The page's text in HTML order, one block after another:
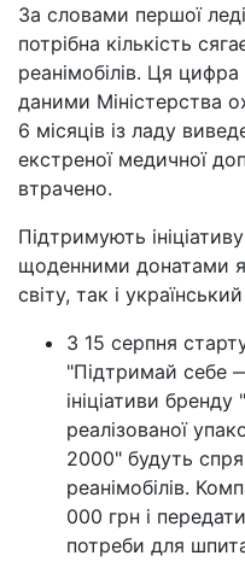
За словами першої
потрібна кількість
реанімобілів. Ця
даними Міністерства
6 місяців із ладу
екстреної медичної
втрачено.
Підтримують
щоденними донатами
світу, так і
З 15 серпня
"Підтримай себе
ініціативи
реалізованої
2000" будуть
реанімобілів.
000 грн і
потреби для